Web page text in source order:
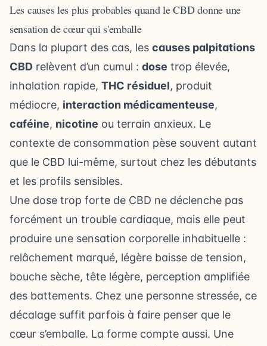
Les causes les plus probables quand le CBD donne une
sensation de cœur qui s'emballe
Dans la plupart des cas, les causes palpitations
CBD relèvent d’un cumul : dose trop élevée,
inhalation rapide, THC résiduel, produit
médiocre, interaction médicamenteuse,
caféine, nicotine ou terrain anxieux. Le
contexte de consommation pèse souvent autant
que le CBD lui-même, surtout chez les débutants
et les profils sensibles.
Une dose trop forte de CBD ne déclenche pas
forcément un trouble cardiaque, mais elle peut
produire une sensation corporelle inhabituelle :
relâchement marqué, légère baisse de tension,
bouche sèche, tête légère, perception amplifiée
des battements. Chez une personne stressée, ce
décalage suffit parfois à faire penser que le
cœur s’emballe. La forme compte aussi. Une